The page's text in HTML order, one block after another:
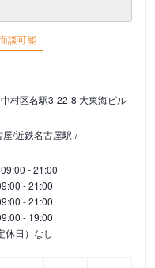
談可能
村区名駅3-22-8 大東海ビル
/近鉄名古屋駅
09:00 - 21:00
- 21:00
- 21:00
- 19:00
休日）なし